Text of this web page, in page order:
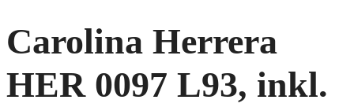
Carolina Herrera
HER 0097 L93, inkl.